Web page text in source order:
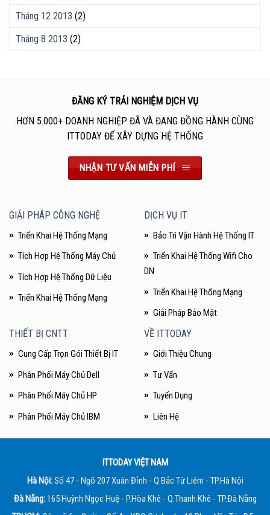
Tháng 12 2013 (2)
Tháng 8 2013 (2)
ĐĂNG KÝ TRẢI NGHIỆM DỊCH VỤ
HƠN 5.000+ DOANH NGHIỆP ĐÃ VÀ ĐANG ĐỒNG HÀNH CÙNG
ITTODAY ĐỂ XÂY DỰNG HỆ THỐNG
NHẬN TƯ VẤN MIỄN PHÍ
GIẢI PHÁP CÔNG NGHỆ
Triển Khai Hệ Thống Mạng
Tích Hợp Hệ Thống Máy Chủ
Tích Hợp Hệ Thống Dữ Liệu
Triển Khai Hệ Thống Mạng
DỊCH VỤ IT
Bảo Trì Vận Hành Hệ Thống IT
Triển Khai Hệ Thống Wifi Cho
DN
Triển Khai Hệ Thống Mạng
Giải Pháp Bảo Mật
THIẾT BỊ CNTT
Cung Cấp Trọn Gói Thiết Bị IT
Phân Phối Máy Chủ Dell
Phân Phối Máy Chủ HP
Phân Phối Máy Chủ IBM
VỀ ITTODAY
Giới Thiệu Chung
Tư Vấn
Tuyển Dụng
Liên Hệ
ITTODAY VIỆT NAM
Hà Nội:Số 47 - Ngõ 207 Xuân Đỉnh - Q.Bắc Từ Liêm - TP.Hà Nội
Đà Nẵng:165 Huỳnh Ngọc Huệ - P.Hòa Khê - Q.Thanh Khê - TP.Đà Nẵng